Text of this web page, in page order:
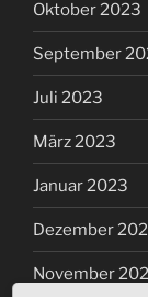
Oktober 2023
September
Juli 2023
März 2023
Januar 2023
Dezember
November